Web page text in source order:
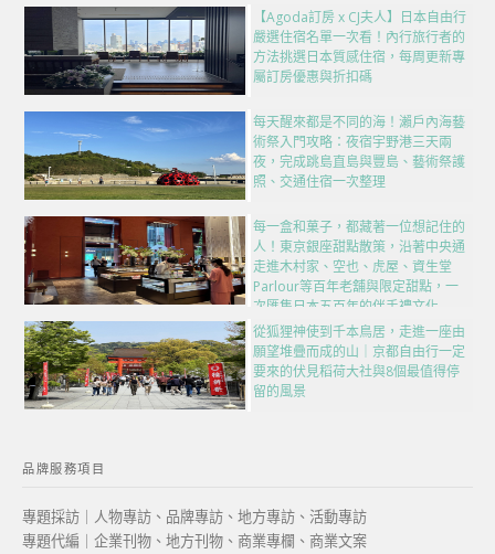
【Agoda訂房 x CJ夫人】日本自由行
嚴選住宿名單一次看！內行旅行者的
方法挑選日本質感住宿，每周更新專
屬訂房優惠與折扣碼
每天醒來都是不同的海！瀨戶內海藝
術祭入門攻略：夜宿宇野港三天兩
夜，完成跳島直島與豐島、藝術祭護
照、交通住宿一次整理
每一盒和菓子，都藏著一位想記住的
人！東京銀座甜點散策，沿著中央通
走進木村家、空也、虎屋、資生堂
Parlour等百年老舖與限定甜點，一
次匯集日本五百年的伴手禮文化
從狐狸神使到千本鳥居，走進一座由
願望堆疊而成的山｜京都自由行一定
要來的伏見稻荷大社與8個最值得停
留的風景
品牌服務項目
專題採訪｜人物專訪、品牌專訪、地方專訪、活動專訪
專題代編｜企業刊物、地方刊物、商業專欄、商業文案